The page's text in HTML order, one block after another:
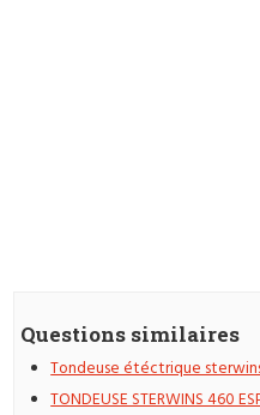
Questions similaires
Tondeuse étéctrique
TONDEUSE STERWINS 460